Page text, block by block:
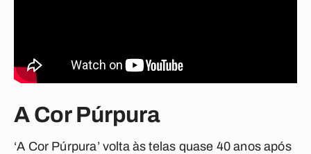
A Cor Púrpura
‘A Cor Púrpura’ volta às telas quase 40 anos após